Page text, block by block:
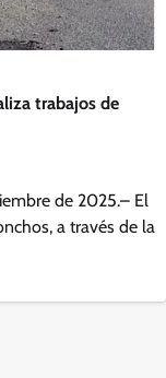
trabajos de
de 2025.– El
a través de la